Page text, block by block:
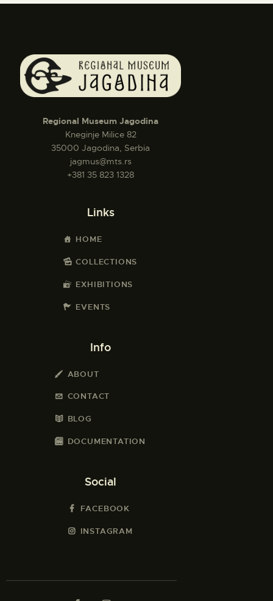
Regional Museum Jagodina
Kneginje Milice 82
35000 Jagodina, Serbia
jagmus@mts.rs
+381 35 823 1328
Links
HOME
COLLECTIONS
EXHIBITIONS
EVENTS
Info
ABOUT
CONTACT
BLOG
DOCUMENTATION
Social
FACEBOOK
INSTAGRAM